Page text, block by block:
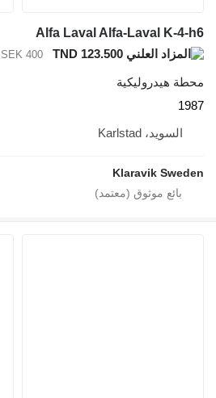
Alfa Laval Alfa-Laval K-
TND 123.500
SEK 400
≈ €36.48
هيدروليكية
السويد، Karlstad
Klaravik